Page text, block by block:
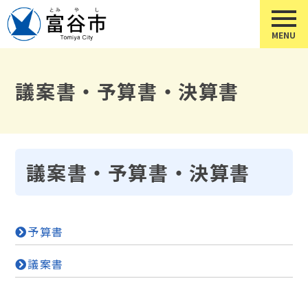
議案書・予算書・決算書
議案書・予算書・決算書
予算書
議案書